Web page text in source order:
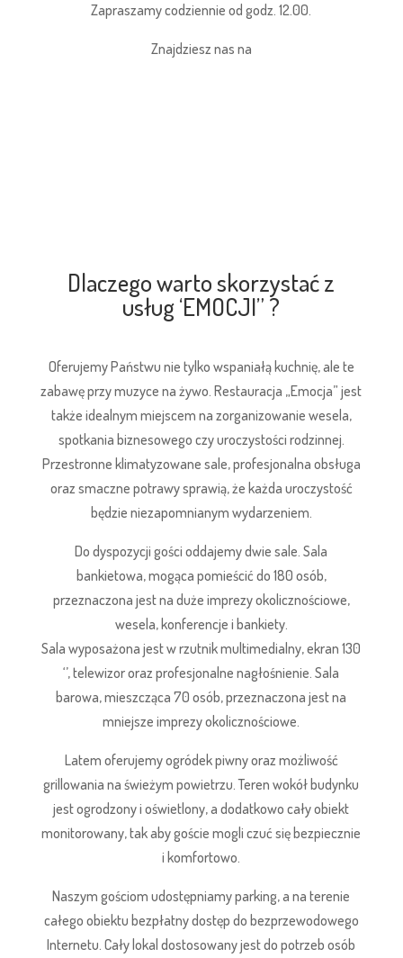
Zapraszamy codziennie od godz. 12.00.
Znajdziesz nas na
Dlaczego warto skorzystać z
usług ‘EMOCJI” ?
Oferujemy Państwu nie tylko wspaniałą kuchnię, ale te
zabawę przy muzyce na żywo. Restauracja „Emocja” jest
także idealnym miejscem na zorganizowanie wesela,
spotkania biznesowego czy uroczystości rodzinnej.
Przestronne klimatyzowane sale, profesjonalna obsługa
oraz smaczne potrawy sprawią, że każda uroczystość
będzie niezapomnianym wydarzeniem.
Do dyspozycji gości oddajemy dwie sale. Sala
bankietowa, mogąca pomieścić do 180 osób,
przeznaczona jest na duże imprezy okolicznościowe,
wesela, konferencje i bankiety.
Sala wyposażona jest w rzutnik multimedialny, ekran 130
‘’, telewizor oraz profesjonalne nagłośnienie. Sala
barowa, mieszcząca 70 osób, przeznaczona jest na
mniejsze imprezy okolicznościowe.
Latem oferujemy ogródek piwny oraz możliwość
grillowania na świeżym powietrzu. Teren wokół budynku
jest ogrodzony i oświetlony, a dodatkowo cały obiekt
monitorowany, tak aby goście mogli czuć się bezpiecznie
i komfortowo.
Naszym gościom udostępniamy parking, a na terenie
całego obiektu bezpłatny dostęp do bezprzewodowego
Internetu. Cały lokal dostosowany jest do potrzeb osób